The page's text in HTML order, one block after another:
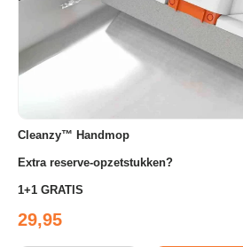
Tuin & Outdoor
Sport & Herstel
Wonen & Interieur
Kids & Speelgoed
Cleanzy™ Handmop
Extra reserve-opzetstukken?
1+1 GRATIS
Reguliere prijs
29,95